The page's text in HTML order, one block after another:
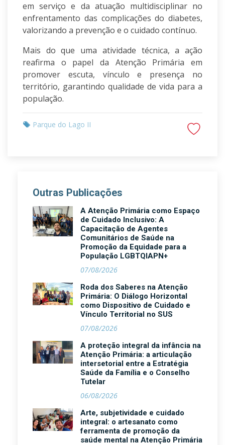
em serviço e da atuação multidisciplinarno
enfrentamento das complicações do diabetes,
valorizando a prevenção e o cuidado contínuo.
Mais do que uma atividade técnica, a ação
reafirma o papel da Atenção Primária em
promover escuta, vínculo e presença no
território, garantindo qualidade de vida para a
população.
Parque do Lago II
Outras Publicações
A Atenção Primária como Espaço
de Cuidado Inclusivo: A
Capacitação de Agentes
Comunitários de Saúde na
Promoção da Equidade para a
População LGBTQIAPN+
07/08/2026
Roda dos Saberes na Atenção
Primária: O Diálogo Horizontal
como Dispositivo de Cuidado e
Vínculo Territorial no SUS
07/08/2026
A proteção integral da infância na
Atenção Primária: a articulação
intersetorial entre a Estratégia
Saúde da Família e o Conselho
Tutelar
06/08/2026
Arte, subjetividade e cuidado
integral: o artesanato como
ferramenta de promoção da
saúde mental na Atenção Primária